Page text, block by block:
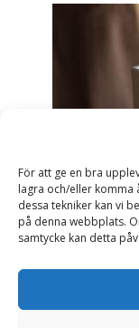
För att ge en bra
lagra och/eller komma
dessa tekniker kan vi
på denna webbplats.
samtycke kan detta
Ljuslykta